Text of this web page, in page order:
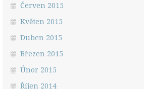
Červen 2015
Květen 2015
Duben 2015
Březen 2015
Únor 2015
Říjen 2014